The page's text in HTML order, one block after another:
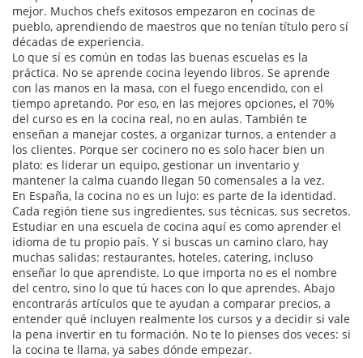
mejor. Muchos chefs exitosos empezaron en cocinas de
pueblo, aprendiendo de maestros que no tenían título pero sí
décadas de experiencia.
Lo que sí es común en todas las buenas escuelas es la
práctica. No se aprende cocina leyendo libros. Se aprende
con las manos en la masa, con el fuego encendido, con el
tiempo apretando. Por eso, en las mejores opciones, el 70%
del curso es en la cocina real, no en aulas. También te
enseñan a manejar costes, a organizar turnos, a entender a
los clientes. Porque ser cocinero no es solo hacer bien un
plato: es liderar un equipo, gestionar un inventario y
mantener la calma cuando llegan 50 comensales a la vez.
En España, la cocina no es un lujo: es parte de la identidad.
Cada región tiene sus ingredientes, sus técnicas, sus secretos.
Estudiar en una escuela de cocina aquí es como aprender el
idioma de tu propio país. Y si buscas un camino claro, hay
muchas salidas: restaurantes, hoteles, catering, incluso
enseñar lo que aprendiste. Lo que importa no es el nombre
del centro, sino lo que tú haces con lo que aprendes. Abajo
encontrarás artículos que te ayudan a comparar precios, a
entender qué incluyen realmente los cursos y a decidir si vale
la pena invertir en tu formación. No te lo pienses dos veces: si
la cocina te llama, ya sabes dónde empezar.